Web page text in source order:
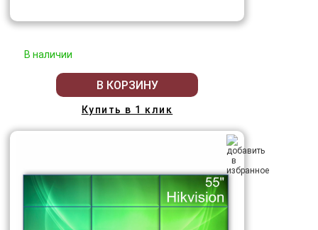
В наличии
В КОРЗИНУ
Купить в 1 клик